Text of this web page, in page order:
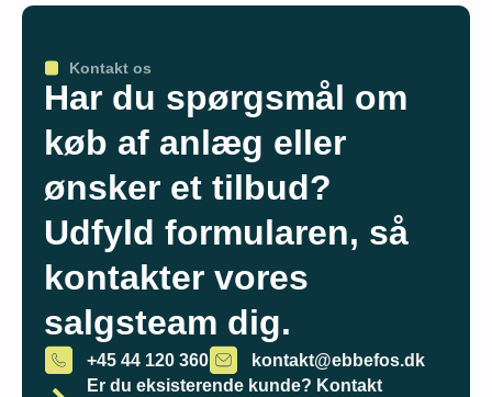
Kontakt os
Har du spørgsmål om
køb af anlæg eller
ønsker et tilbud?
Udfyld formularen, så
kontakter vores
salgsteam dig.
+45 44 120 360
kontakt@ebbefos.dk
Er du eksisterende kunde? Kontakt